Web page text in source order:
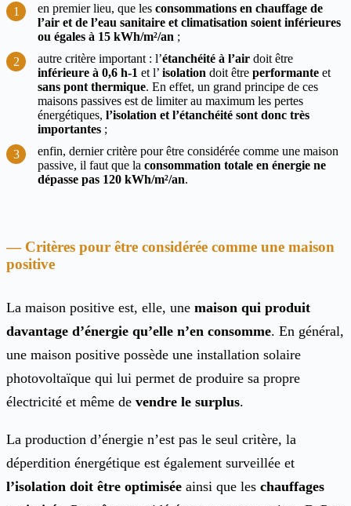
en premier lieu, que les consommations en chauffage de
l’air et de l’eau sanitaire et climatisation soient inférieures
ou égales à 15 kWh/m²/an ;
autre critère important : l’étanchéité à l’air doit être
inférieure à 0,6 h-1 et l’ isolation doit être performante et
sans pont thermique. En effet, un grand principe de ces
maisons passives est de limiter au maximum les pertes
énergétiques, l’isolation et l’étanchéité sont donc très
importantes ;
enfin, dernier critère pour être considérée comme une maison
passive, il faut que la consommation totale en énergie ne
dépasse pas 120 kWh/m²/an.
Critères pour être considérée comme une maison
positive
La maison positive est, elle, une maison qui produit
davantage d’énergie qu’elle n’en consomme. En général,
une maison positive possède une installation solaire
photovoltaïque qui lui permet de produire sa propre
électricité et même de vendre le surplus.
La production d’énergie n’est pas le seul critère, la
déperdition énergétique est également surveillée et
l’isolation doit être optimisée ainsi que les chauffages